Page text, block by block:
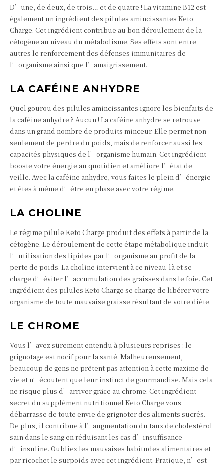
D’une, de deux, de trois… et de quatre ! La vitamine B12 est
également un ingrédient des pilules amincissantes Keto
Charge. Cet ingrédient contribue au bon déroulement de la
cétogène au niveau du métabolisme. Ses effets sont entre
autres le renforcement des défenses immunitaires de
l’organisme ainsi que l’amaigrissement.
LA CAFÉINE ANHYDRE
Quel gourou des pilules amincissantes ignore les bienfaits de
la caféine anhydre ? Aucun ! La caféine anhydre se retrouve
dans un grand nombre de produits minceur. Elle permet non
seulement de perdre du poids, mais de renforcer aussi les
capacités physiques de l’organisme humain. Cet ingrédient
booste votre énergie au quotidien et améliore l’état de
veille. Avec la caféine anhydre, vous faites le plein d’énergie
et êtes à même d’être en phase avec votre régime.
LA CHOLINE
Le régime pilule Keto Charge produit des effets à partir de la
cétogène. Le déroulement de cette étape métabolique induit
l’utilisation des lipides par l’organisme au profit de la
perte de poids. La choline intervient à ce niveau-là et se
charge d’éviter l’accumulation des graisses dans le foie. Cet
ingrédient des pilules Keto Charge se charge de libérer votre
organisme de toute mauvaise graisse résultant de votre diète.
LE CHROME
Vous l’avez sûrement entendu à plusieurs reprises : le
grignotage est nocif pour la santé. Malheureusement,
beaucoup de gens ne prêtent pas attention à cette maxime de
vie et n’écoutent que leur instinct de gourmandise. Mais cela
ne risque plus d’arriver grâce au chrome. Cet ingrédient
secret du supplément nutritionnel Keto Charge vous
débarrasse de toute envie de grignoter des aliments sucrés.
De plus, il contribue à l’augmentation du taux de cholestérol
sain dans le sang en réduisant les cas d’insuffisance
d’insuline. Oubliez les mauvaises habitudes alimentaires et
par ricochet le surpoids avec cet ingrédient. Pratique, n’est-